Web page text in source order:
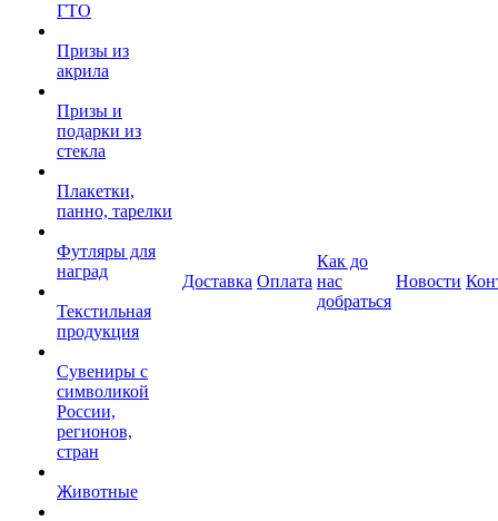
ГТО
Призы из
акрила
Призы и
подарки из
стекла
Плакетки,
панно, тарелки
Футляры для
наград
Текстильная
продукция
Сувениры с
символикой
России,
регионов,
стран
Животные
Доставка Оплата
Как до
нас
добраться
Новости